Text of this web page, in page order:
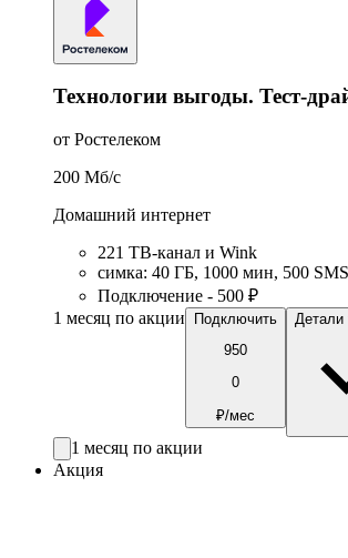
Технологии выгоды. Тест-
от Ростелеком
200 Мб/c
Домашний интернет
221 ТB-канал и Wink
симка: 40 ГБ, 1000 мин, 500 SMS
Подключение - 500 ₽
1 месяц по акции
Подключить
950
0
₽/мес
Детали
1 месяц по акции
Акция